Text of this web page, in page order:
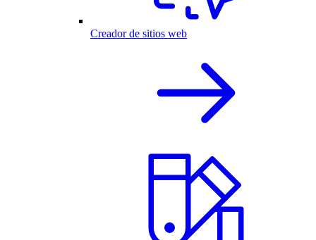
Creador de sitios web